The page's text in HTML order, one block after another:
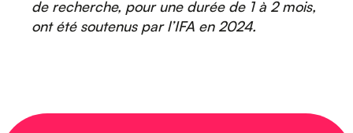
de recherche, pour une durée de 1 à 2 mois,
ont été soutenus par l’IFA en 2024.
Océanie